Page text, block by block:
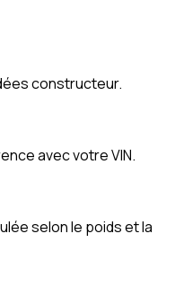
constructeur.
avec votre VIN.
selon le poids et la